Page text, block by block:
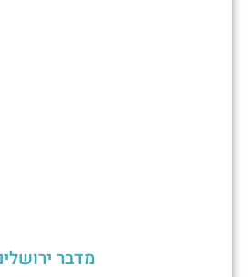
מדבר ירושלים